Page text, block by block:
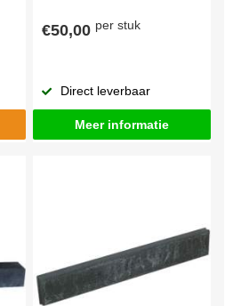
€50,00 per stuk
Direct leverbaar
Meer informatie